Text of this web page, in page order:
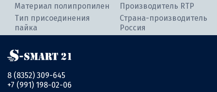
Материал полипропилен
Тип присоединения
пайка
Производитель RTP
Страна-производитель
Россия
8 (8352) 309-645
+7 (991) 198-02-06